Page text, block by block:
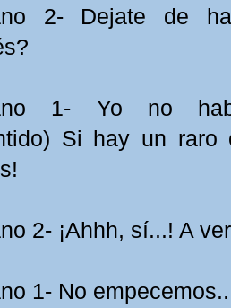
2- Dejate de
1- Yo no
Si hay un raro
2- ¡Ahhh, sí...! A
1- No